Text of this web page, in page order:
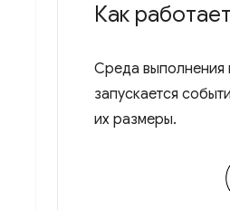
Как
Среда выполнения
запускается
их размеры.